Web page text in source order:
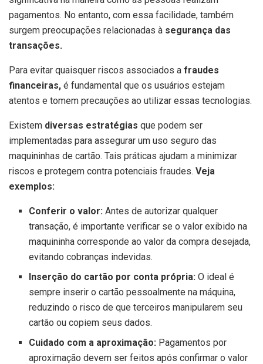
pagamentos. No entanto, com essa facilidade, também
surgem preocupações relacionadas à segurança das
transações.
Para evitar quaisquer riscos associados a fraudes
financeiras, é fundamental que os usuários estejam
atentos e tomem precauções ao utilizar essas tecnologias.
Existem diversas estratégias que podem ser
implementadas para assegurar um uso seguro das
maquininhas de cartão. Tais práticas ajudam a minimizar
riscos e protegem contra potenciais fraudes. Veja
exemplos:
Conferir o valor:Antes de autorizar qualquer
transação, é importante verificar se o valor exibido na
maquininha corresponde ao valor da compra desejada,
evitando cobranças indevidas.
Inserção do cartão por conta própria: O ideal é
sempre inserir o cartão pessoalmente na máquina,
reduzindo o risco de que terceiros manipularem seu
cartão ou copiem seus dados.
Cuidado com a aproximação: Pagamentos por
aproximação devem ser feitos após confirmar o valor